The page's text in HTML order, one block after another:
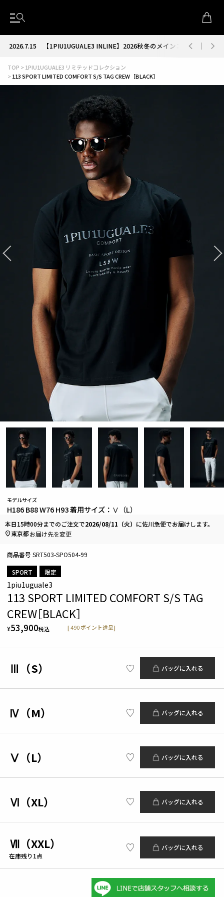
2026.7.15【1PIU1UGUALE3 INLINE】2026秋冬のメインコレクションが
TOP
1PIU1UGUALE3 リミテッドコレクション
113 SPORT LIMITED COMFORT S/S TAG CREW［BLACK］
SPORT 限定
モデルサイズ
H186 B88 W76 H93 着用サイズ：Ⅴ（L）
1piu1uguale3
113 SPORT LIMITED COMFORT S/S TAG
CREW［BLACK］
¥53,900税込 [490 ポイント進呈]
商品番号 SRT503-SPO504-99
Ⅲ（S） バッグに入れる
Ⅳ（M） バッグに入れる
Ⅴ（L） バッグに入れる
Ⅵ（XL） バッグに入れる
Ⅶ（XXL）
在庫残り1点
バッグに入れる
本日15時00分までのご注文で2026/08/11（火） に佐川急便でお届けします。
東京都お届け先を変更